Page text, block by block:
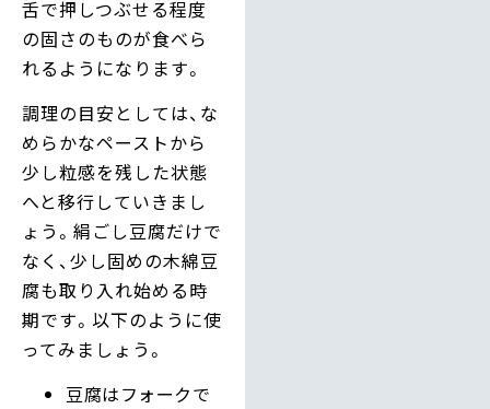
舌で押しつぶせる程度
の固さのものが食べら
れるようになります。
調理の目安としては、な
めらかなペーストから
少し粒感を残した状態
へと移行していきまし
ょう。絹ごし豆腐だけで
なく、少し固めの木綿豆
腐も取り入れ始める時
期です。以下のように使
ってみましょう。
豆腐はフォークで